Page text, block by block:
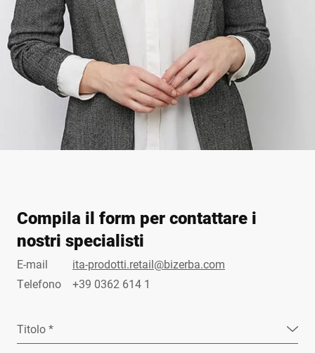
Compila il form per contattare i
nostri specialisti
E-mail
ita-prodotti.retail@bizerba.com
Telefono
+39 0362 614 1
Titolo *